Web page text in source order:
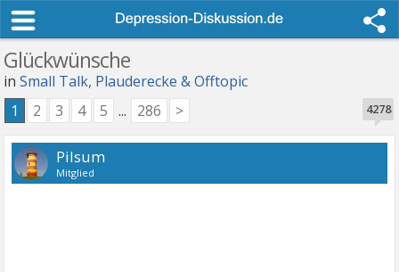
Glückwünsche
inSmall Talk, Plauderecke & Offtopic
4278
1 2 3 4 5 ... 286 >
Pilsum
Mitglied